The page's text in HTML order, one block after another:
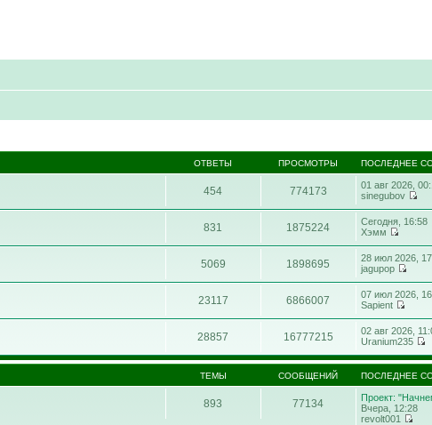
ОТВЕТЫ ПРОСМОТРЫ ПОСЛЕДНЕЕ
454 774173
01 авг 2026,
sinegubov
831 1875224
Сегодня, 16:58
Хэмм
5069 1898695
28 июл 2026,
jagupop
23117 6866007
07 июл 2026,
Sapient
28857 16777215
02 авг 2026,
Uranium235
ТЕМЫ СООБЩЕНИЙ ПОСЛЕДНЕЕ
893 77134
Проект:
Вчера, 12:28
revolt001